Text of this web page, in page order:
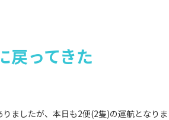
戻ってきた
ましたが、本日も2便(2隻)の運航となり